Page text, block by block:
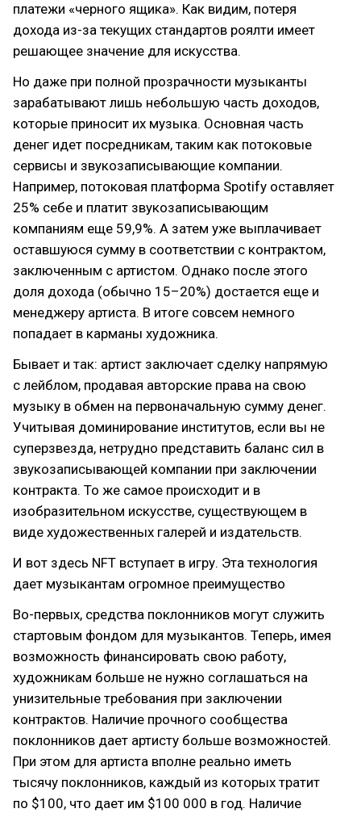
платежи «черного ящика». Как видим, потеря
дохода из-за текущих стандартов роялти имеет
решающее значение для искусства.
Но даже при полной прозрачности музыканты
зарабатывают лишь небольшую часть доходов,
которые приносит их музыка. Основная часть
денег идет посредникам, таким как потоковые
сервисы и звукозаписывающие компании.
Например, потоковая платформа Spotify оставляет
25% себе и платит звукозаписывающим
компаниям еще 59,9%. А затем уже выплачивает
оставшуюся сумму в соответствии с контрактом,
заключенным с артистом. Однако после этого
доля дохода (обычно 15–20%) достается еще и
менеджеру артиста. В итоге совсем немного
попадает в карманы художника.
Бывает и так: артист заключает сделку напрямую
с лейблом, продавая авторские права на свою
музыку в обмен на первоначальную сумму денег.
Учитывая доминирование институтов, если вы не
суперзвезда, нетрудно представить баланс сил в
звукозаписывающей компании при заключении
контракта. То же самое происходит и в
изобразительном искусстве, существующем в
виде художественных галерей и издательств.
И вот здесь NFT вступает в игру. Эта технология
дает музыкантам огромное преимущество
Во-первых, средства поклонников могут служить
стартовым фондом для музыкантов. Теперь, имея
возможность финансировать свою работу,
художникам больше не нужно соглашаться на
унизительные требования при заключении
контрактов. Наличие прочного сообщества
поклонников дает артисту больше возможностей.
При этом для артиста вполне реально иметь
тысячу поклонников, каждый из которых тратит
по $100, что дает им $100 000 в год. Наличие